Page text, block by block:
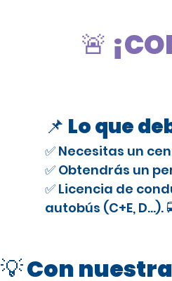
🚨
📌 Lo que
✅ Necesitas un
✅ Obtendrás un
✅ Licencia de
autobús (C+E, D…).
💡 Con